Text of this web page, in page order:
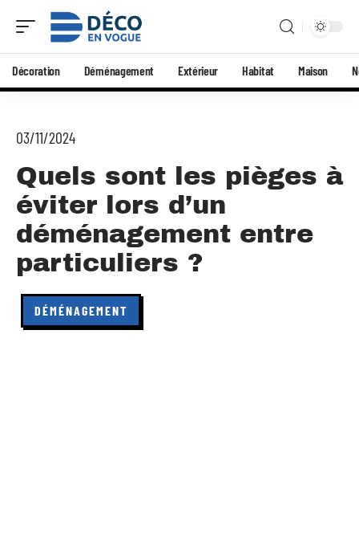
Décoration Déménagement Extérieur Habitat Maison
03/11/2024
Quels sont les pièges à
éviter lors d’un
déménagement entre
particuliers ?
DÉMÉNAGEMENT